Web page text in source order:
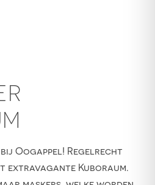
Oogappel! Regelrecht
extravagante Kuboraum.